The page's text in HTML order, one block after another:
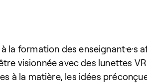
formation des enseignant·e·s
visionnée avec des lunettes
à la matière, les idées